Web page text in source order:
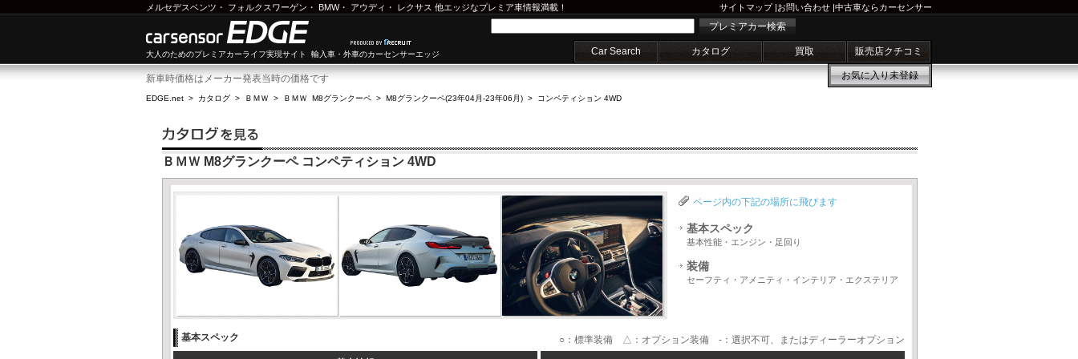
メルセデスベンツ ・ フォルクスワーゲン ・ BMW・ アウディ ・ レクサス 他エッジなプレミア車情報満載！ サイトマップ|お問い合わせ |中古車ならカーセンサー
大人のためのプレミアカーライフ実現サイト 輸入車・外車のカーセンサーエッジ
プレミアカー検索
Car Search カタログ 買取 販売店クチコミ
お気に入り未登録
新車時価格はメーカー発表当時の価格です
EDGE.net > カタログ > ＢＭＷ > ＢＭＷ M8グランクーペ > M8グランクーペ(23年04月-23年06月) > コンペティション 4WD
ＢＭＷ M8グランクーペ コンペティション 4WD
ページ内の下記の場所に飛びます
基本スペック
基本性能・エンジン・足回り
装備
セーフティ・アメニティ・インテリア・エクステリア
基本スペック ○：標準装備 △：オプション装備 -：選択不可、またはディーラーオプション